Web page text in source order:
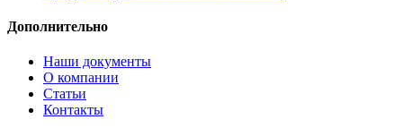
Дополнительно
Наши документы
О компании
Статьи
Контакты